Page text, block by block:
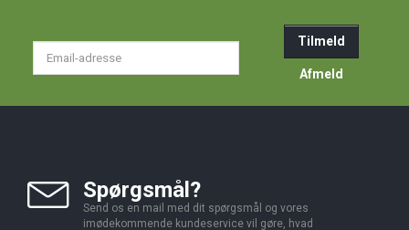
Tilmeld
Afmeld
Spørgsmål?
Send os en mail med dit spørgsmål og vores
imødekommende kundeservice vil gøre, hvad